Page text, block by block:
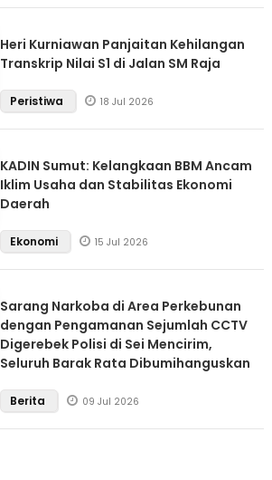
Heri Kurniawan Panjaitan Kehilangan
Transkrip Nilai S1 di Jalan SM Raja
Peristiwa 18 Jul 2026
KADIN Sumut: Kelangkaan BBM Ancam
Iklim Usaha dan Stabilitas Ekonomi
Daerah
Ekonomi 15 Jul 2026
Sarang Narkoba di Area Perkebunan
dengan Pengamanan Sejumlah CCTV
Digerebek Polisi di Sei Mencirim,
Seluruh Barak Rata Dibumihanguskan
Berita 09 Jul 2026